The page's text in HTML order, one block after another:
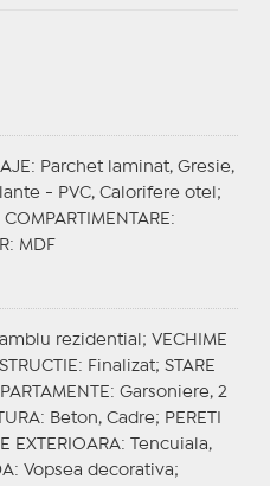
: Parchet laminat, Gresie,
- PVC, Calorifere otel;
COMPARTIMENTARE :
: MDF
rezidential; VECHIME
: Finalizat; STARE
: Garsoniere, 2
: Beton, Cadre; PERETI
EXTERIOARA: Tencuiala,
: Vopsea decorativa;